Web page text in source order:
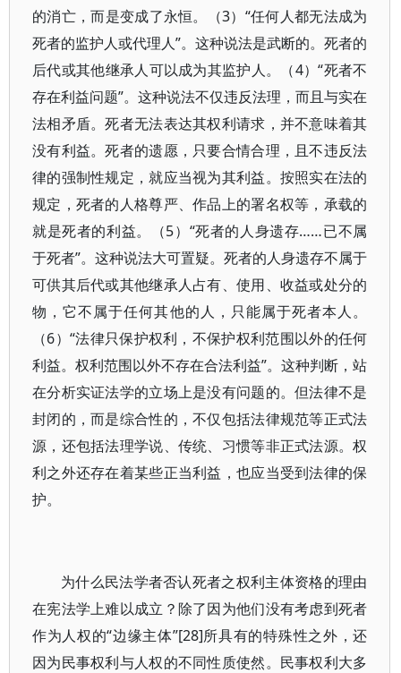
的消亡，而是变成了永恒。（3）“任何人都无法成为
死者的监护人或代理人”。这种说法是武断的。死者的
后代或其他继承人可以成为其监护人。（4）“死者不
存在利益问题”。这种说法不仅违反法理，而且与实在
法相矛盾。死者无法表达其权利请求，并不意味着其
没有利益。死者的遗愿，只要合情合理，且不违反法
律的强制性规定，就应当视为其利益。按照实在法的
规定，死者的人格尊严、作品上的署名权等，承载的
就是死者的利益。（5）“死者的人身遗存……已不属
于死者”。这种说法大可置疑。死者的人身遗存不属于
可供其后代或其他继承人占有、使用、收益或处分的
物，它不属于任何其他的人，只能属于死者本人。
（6）“法律只保护权利，不保护权利范围以外的任何
利益。权利范围以外不存在合法利益”。这种判断，站
在分析实证法学的立场上是没有问题的。但法律不是
封闭的，而是综合性的，不仅包括法律规范等正式法
源，还包括法理学说、传统、习惯等非正式法源。权
利之外还存在着某些正当利益，也应当受到法律的保
护。
为什么民法学者否认死者之权利主体资格的理由
在宪法学上难以成立？除了因为他们没有考虑到死者
作为人权的“边缘主体”[28]所具有的特殊性之外，还
因为民事权利与人权的不同性质使然。民事权利大多